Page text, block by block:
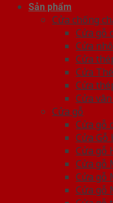
Sản phẩm
Cửa chống
Cửa gỗ
Cửa
Cửa
Cửa
Cửa
Cửa
Cửa gỗ
Cửa gỗ
Cửa Gỗ
Cửa gỗ
Cửa gỗ
Cửa gỗ
Cửa gỗ